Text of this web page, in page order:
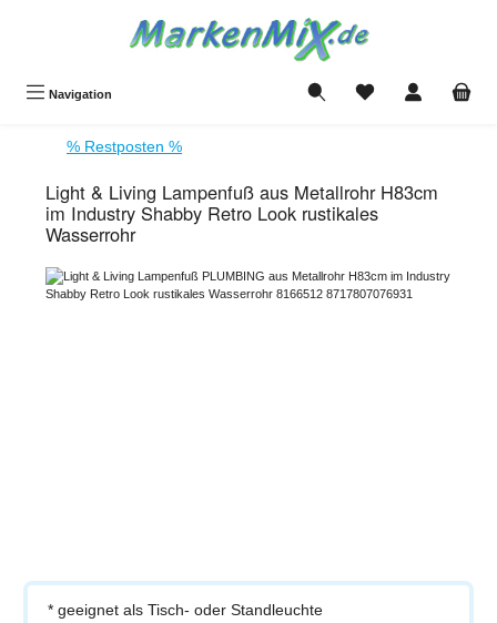
Navigation Du hast 0 Produkte
% Restposten %
Light & Living Lampenfuß aus Metallrohr H83cm
im Industry Shabby Retro Look rustikales
Wasserrohr
Bildergalerie überspringen
* geeignet als Tisch- oder Standleuchte